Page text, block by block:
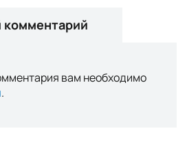
комментарий
вам необходимо
.